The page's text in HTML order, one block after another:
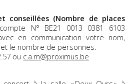
conseillées (Nombre de places
N° BE21 0013 0381 6103
en communication votre nom,
le nombre de personnes.
ou c.a.m@proximus.be